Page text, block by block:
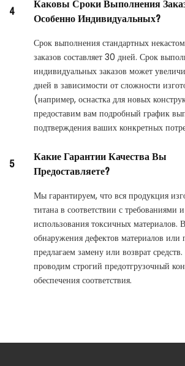
4
Каковы Сроки Выполнения
Особенно Индивидуальных?
Срок выполнения стандартных
заказов составляет 30 дней. Срок
индивидуальных заказов может
дней в зависимости от сложности
(например, оснастка для новых
предоставим вам подробный график
подтверждения ваших конкретных
5
Какие Гарантии Качества Вы
Предоставляете?
Мы гарантируем, что вся продукция
титана в соответствии с требованиями
использования токсичных материалов.
обнаружения дефектов материалов или
предлагаем замену или возврат
проводим строгий предотгрузочный
обеспечения соответствия.